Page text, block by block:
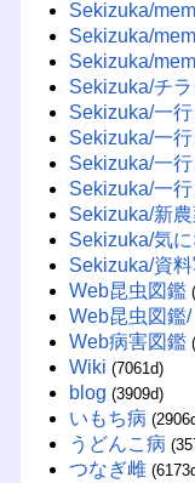
Sekizuka/
Sekizuka/
Sekizuka/
Sekizuka/チ
Sekizuka/一行
Sekizuka/一
Sekizuka/一
Sekizuka/一
Sekizuka/新
Sekizuka/気
Sekizuka/資
Web昆虫図鑑
Web昆虫図鑑
Web病害図鑑
Wiki (7061d)
blog (3909d)
いもち病
うどんこ病
つなぎ雌